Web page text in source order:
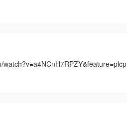
watch?v=a4NCnH7RPZY&feature=plcp